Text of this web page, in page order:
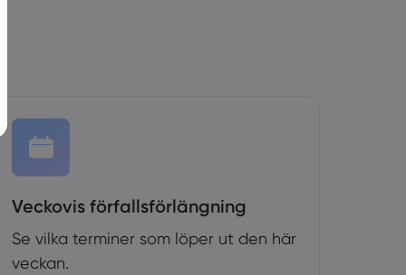
Veckovis förfallsförlängning
Se vilka terminer som löper ut den här
veckan.